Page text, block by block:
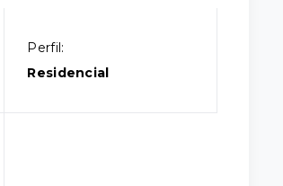
Perfil:
Residencial